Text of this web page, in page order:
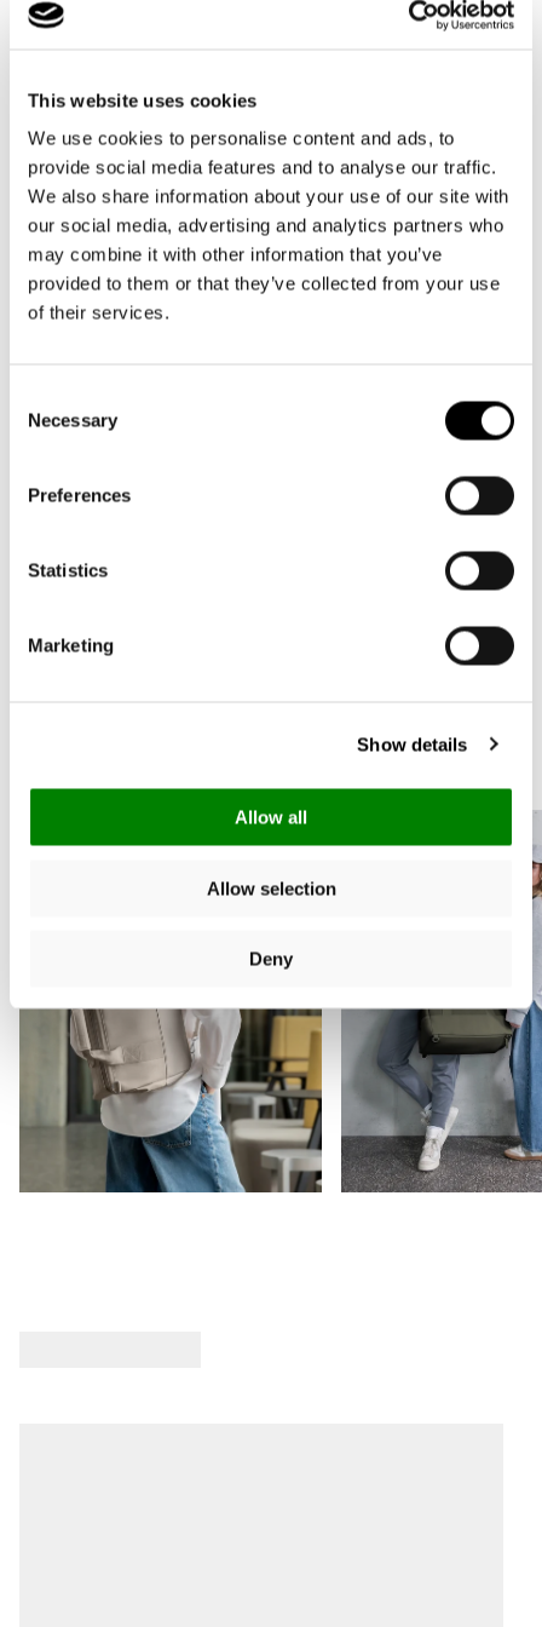
This website uses cookies
We use cookies to personalise content and ads, to
provide social media features and to analyse our traffic.
We also share information about your use of our site with
our social media, advertising and analytics partners who
may combine it with other information that you’ve
provided to them or that they’ve collected from your use
of their services.
Selection
Necessary
Preferences
Statistics
Marketing
Show details
Allow all
Allow selection
Deny
Caratteristiche principali
e sport
Pratica borsa da viaggio e zaino in un'unica soluzione: Design
intelligente 2 in 1
flessibilità quando si indossa
Apertura con cerniera e manico in metallo integrato: In questo
mano.
facile
Tracolla con spallaccio imbottito: Garantisce il massimo
2 maniglie per il trasporto con chiusura a strappo imbottita:
trasporto a scomparsa: Scompare in una tasca con cerniera sul
Combinazione di materiale in PU di alta qualità e tessuto in
poliestere riciclato, entrambi idrorepellenti: Resistente,
protegge dallo sporco e dall'umidità